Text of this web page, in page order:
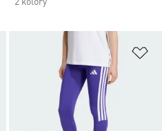
2 kolory
Dodaj do listy życzeń